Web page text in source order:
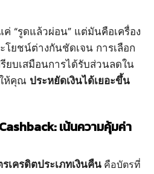
“รูดแล้วผ่อน” แต่มันคือเครื่อง
โยชน์ต่างกันชัดเจน การเลือก
ยบเสมือนการได้รับส่วนลดใน
ห้คุณ ประหยัดเงินได้เยอะขึ้น
เน้นความคุ้มค่า
เครดิตประเภทเงินคืน คือบัตรที่